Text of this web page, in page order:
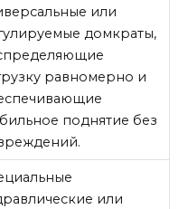
или
домкраты,
равномерно и
поднятие без
или